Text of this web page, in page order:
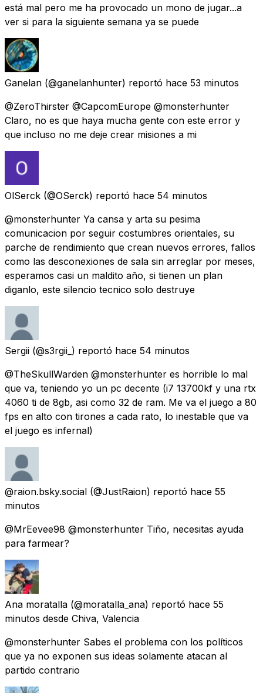
está mal pero me ha provocado un mono de jugar...a
ver si para la siguiente semana ya se puede
Ganelan (@ganelanhunter) reportó hace 53 minutos
@ZeroThirster @CapcomEurope @monsterhunter
Claro, no es que haya mucha gente con este error y
que incluso no me deje crear misiones a mi
OlSerck (@OSerck) reportó hace 54 minutos
@monsterhunter Ya cansa y arta su pesima
comunicacion por seguir costumbres orientales, su
parche de rendimiento que crean nuevos errores, fallos
como las desconexiones de sala sin arreglar por meses,
esperamos casi un maldito año, si tienen un plan
diganlo, este silencio tecnico solo destruye
Sergii (@s3rgii_) reportó hace 54 minutos
@TheSkullWarden @monsterhunter es horrible lo mal
que va, teniendo yo un pc decente (i7 13700kf y una rtx
4060 ti de 8gb, asi como 32 de ram. Me va el juego a 80
fps en alto con tirones a cada rato, lo inestable que va
el juego es infernal)
@raion.bsky.social (@JustRaion) reportó hace 55
minutos
@MrEevee98 @monsterhunter Tiño, necesitas ayuda
para farmear?
Ana moratalla (@moratalla_ana) reportó hace 55
minutos desde Chiva, Valencia
@monsterhunter Sabes el problema con los políticos
que ya no exponen sus ideas solamente atacan al
partido contrario